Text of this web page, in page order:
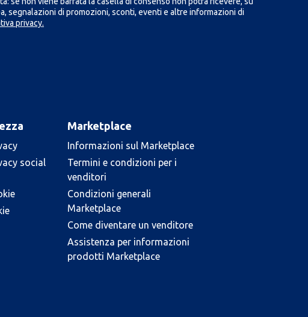
segnalazioni di promozioni, sconti, eventi e altre informazioni di
privacy.
social
Marketplace
Informazioni sul Marketplace
Termini e condizioni per i
venditori
Condizioni generali
Marketplace
Come diventare un venditore
Assistenza per informazioni
prodotti Marketplace